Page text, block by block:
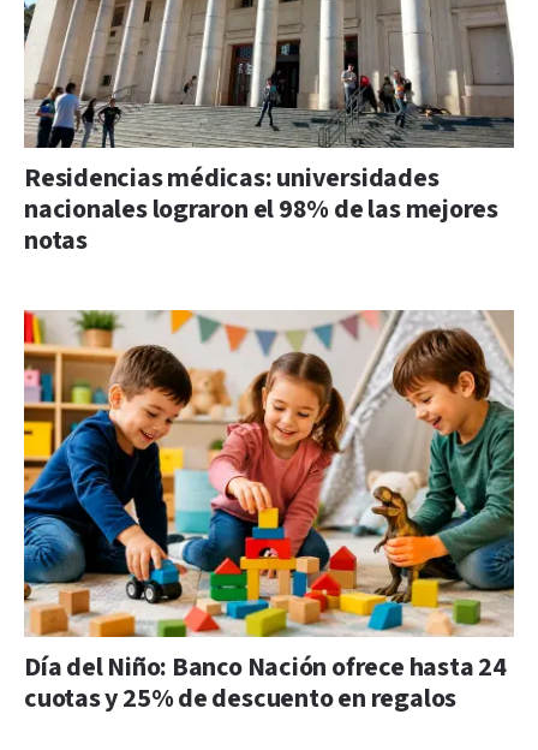
Residencias médicas: universidades
nacionales lograron el 98% de las mejores
notas
Día del Niño: Banco Nación ofrece hasta 24
cuotas y 25% de descuento en regalos